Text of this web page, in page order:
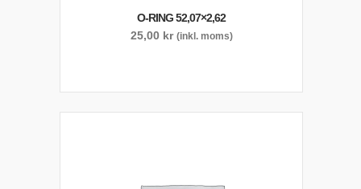
O-RING 52,07×2,62
25,00 kr (inkl. moms)